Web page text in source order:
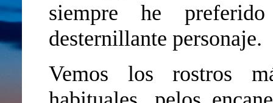
siempre he
desternillante personaje.
Vemos los rostros